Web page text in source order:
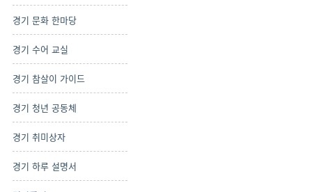
경기 문화 한마당
경기 수어 교실
경기 참살이 가이드
경기 청년 공동체
경기 취미상자
경기 하루 설명서